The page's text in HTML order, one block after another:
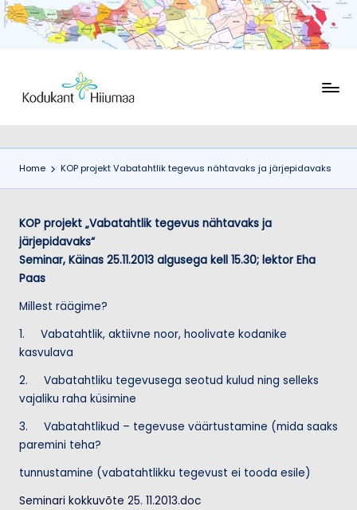
K
d
u
a
n
t
H
ii
u
m
a
a
Ühendus
Home KOP projekt Vabatahtlik tegevus nähtavaks ja järjepidavaks
KOP projekt „Vabatahtlik tegevus nähtavaks ja
järjepidavaks“
Seminar, Käinas 25.11.2013 algusega kell 15.30; lektor Eha
Paas
Millest räägime?
1. Vabatahtlik, aktiivne noor, hoolivate kodanike
kasvulava
2. Vabatahtliku tegevusega seotud kulud ning selleks
vajaliku raha küsimine
3. Vabatahtlikud – tegevuse väärtustamine (mida saaks
paremini teha?
tunnustamine (vabatahtlikku tegevust ei tooda esile)
Seminari kokkuvõte 25. 11.2013.doc